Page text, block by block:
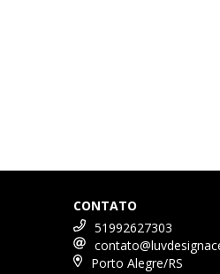
CONTATO
51992627303
Porto Alegre/RS